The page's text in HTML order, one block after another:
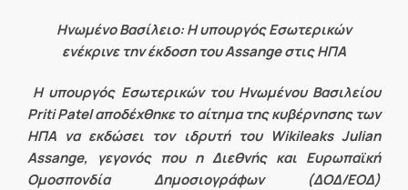
Ηνωμένο Βασίλειο: Ηυπουργός Εσωτερικών
ενέκρινε την έκδοση τουAssangeστις ΗΠΑ
Η υπουργός Εσωτερικών του Ηνωμένου Βασιλείου
PritiPatelαποδέχθηκε το αίτημα της κυβέρνησης των
ΗΠΑ να εκδώσει τον ιδρυτή του Wikileaks Julian
Assange, γεγονός που η Διεθνής και Ευρωπαϊκή
Ομοσπονδία Δημοσιογράφων (ΔΟΔ/ΕΟΔ)